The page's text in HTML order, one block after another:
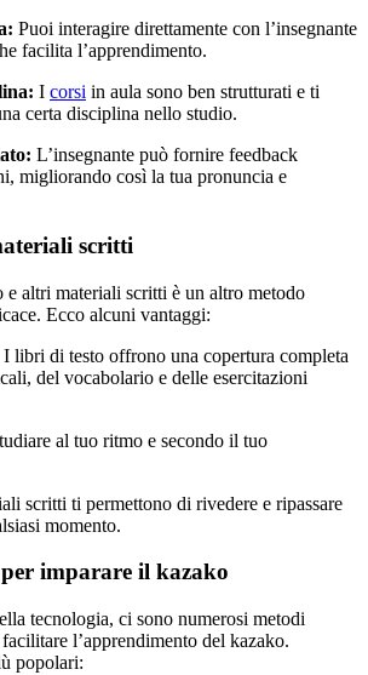
Puoi interagire direttamente con l’insegnante
facilita l’apprendimento.
I corsi in aula sono ben strutturati e ti
certa disciplina nello studio.
L’insegnante può fornire feedback
migliorando così la tua pronuncia e
scritti
altri materiali scritti è un altro metodo
Ecco alcuni vantaggi:
I libri di testo offrono una copertura completa
del vocabolario e delle esercitazioni
al tuo ritmo e secondo il tuo
scritti ti permettono di rivedere e ripassare
momento.
imparare il kazako
tecnologia, ci sono numerosi metodi
l’apprendimento del kazako.
popolari: